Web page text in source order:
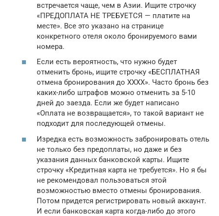
встречается чаще, чем в Азии. Ищите строчку
«ПРЕДОПЛАТА НЕ ТРЕБУЕТСЯ — платите на
месте». Все это указано на странице
конкретного отеля около бронируемого вами
номера.
Если есть вероятность, что нужно будет
отменить бронь, ищите строчку «БЕСПЛАТНАЯ
отмена бронирования до XXXX». Часто бронь без
каких-либо штрафов можно отменить за 5-10
дней до заезда. Если же будет написано
«Оплата не возвращается», то такой вариант не
подходит для последующей отмены.
Изредка есть возможность забронировать отель
не только без предоплаты, но даже и без
указания данных банковской карты. Ищите
строчку «Кредитная карта не требуется». Но я бы
не рекомендовал пользоваться этой
возможностью вместо отмены бронирования.
Потом придется регистрировать новый аккаунт.
И если банковская карта когда-либо до этого